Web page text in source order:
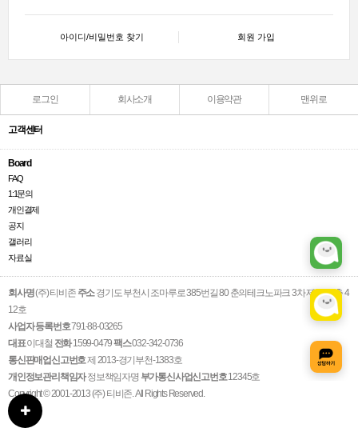
아이디/비밀번호 찾기 회원 가입
로그인 회사소개 이용약관 맨위로
고객센터
Board
FAQ
1:1문의
개인결제
공지
갤러리
자료실
회사명(주) 티비존 주소경기도 부천시 조마루로 385번길 80 춘의테크노파크 3차 제1동 4층 4
12호
사업자 등록번호791-88-03265
대표이대철 전화1599-0479팩스032-342-0736
통신판매업신고번호제 2013-경기부천-1383호
개인정보관리책임자정보책임자명 부가통신사업신고번호12345호
Copyright © 2001-2013 (주) 티비존. All Rights Reserved.